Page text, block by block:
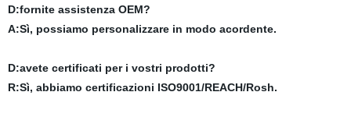
D:fornite assistenza OEM?
A:Sì, possiamo personalizzare in modo acordente.
D:avete certificati per i vostri prodotti?
R:Sì, abbiamo certificazioni ISO9001/REACH/Rosh.